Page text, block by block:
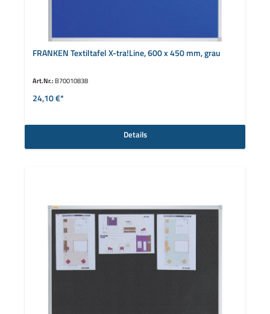
FRANKEN Textiltafel X-tra!Line, 600 x 450 mm, grau
Art.Nr.: B70010838
24,10 €*
Details